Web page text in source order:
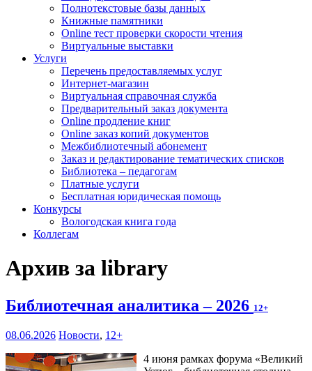
Полнотекстовые базы данных
Книжные памятники
Online тест проверки скорости чтения
Виртуальные выставки
Услуги
Перечень предоставляемых услуг
Интернет-магазин
Виртуальная справочная служба
Предварительный заказ документа
Online продление книг
Online заказ копий документов
Межбиблиотечный абонемент
Заказ и редактирование тематических списков
Библиотека – педагогам
Платные услуги
Бесплатная юридическая помощь
Конкурсы
Вологодская книга года
Коллегам
Архив за library
Библиотечная аналитика – 2026 12+
08.06.2026 Новости, 12+
4 июня рамках форума «Великий